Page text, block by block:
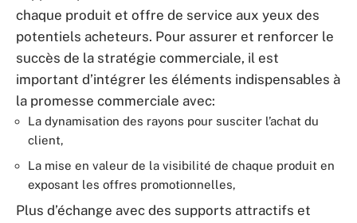
chaque produit et offre de service aux yeux des
potentiels acheteurs. Pour assurer et renforcer le
succès de la stratégie commerciale, il est
important d’intégrer les éléments indispensables à
la promesse commerciale avec:
La dynamisation des rayons pour susciter l’achat du
client,
La mise en valeur de la visibilité de chaque produit en
exposant les offres promotionnelles,
Plus d’échange avec des supports attractifs et